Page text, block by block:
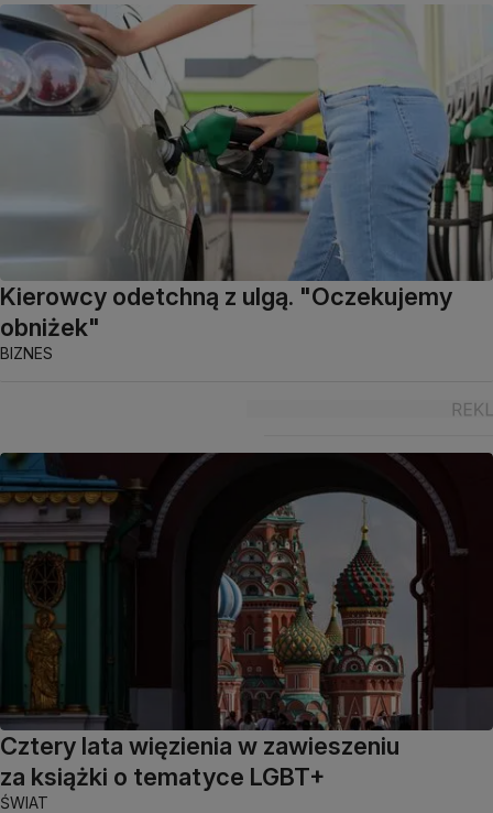
Kierowcy odetchną z ulgą. "Oczekujemy
obniżek"
BIZNES
Cztery lata więzienia w zawieszeniu
za książki o tematyce LGBT+
ŚWIAT